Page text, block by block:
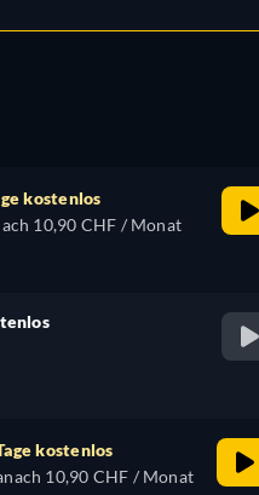
kostenlos
10,90 CHF / Monat
kostenlos
10,90 CHF / Monat